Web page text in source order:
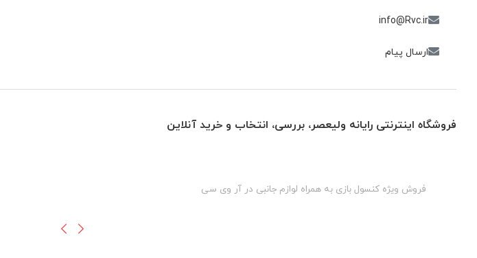
info@Rvc.ir
ارسال پیام
فروشگاه اینترنتی رایانه ولیعصر، بررسی، انتخاب و خرید آنلاین
فروش ویژه کنسول بازی به همراه لوازم جانبی در آر وی سی